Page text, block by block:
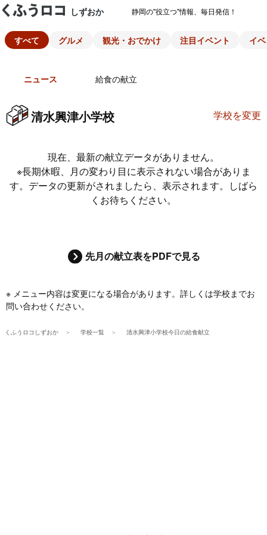
しずおか 静岡の"役立つ"情報、毎日発信！
すべて グルメ 観光・おでかけ 注目イベント イ
ニュース 給食の献立
清水興津小学校 学校を変更
現在、最新の献立データがありません。
※長期休暇、月の変わり目に表示されない場合がありま
す。データの更新がされましたら、表示されます。しばら
くお待ちください。
先月の献立表をPDFで見る
※ メニュー内容は変更になる場合があります。詳しくは学校までお
問い合わせください。
くふうロコしずおか 学校一覧 清水興津小学校今日の給食献立